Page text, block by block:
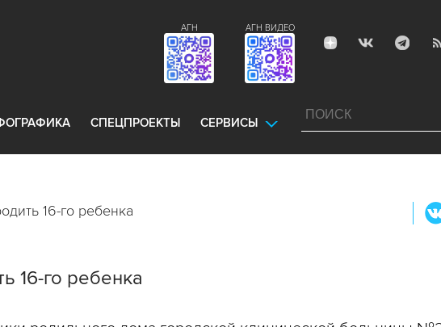
АГН ВИДЕО
АГН
СПЕЦПРОЕКТЫ СЕРВИСЫ
16-го ребенка
16-го ребенка